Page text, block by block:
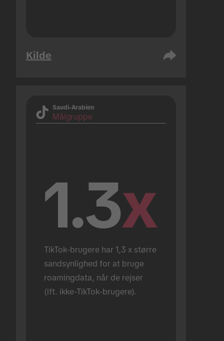
Kilde
Saudi-Arabien
Målgruppe
1.3x
TikTok-brugere har 1,3 x større
sandsynlighed for at bruge
roamingdata, når de rejser
(ift. ikke-TikTok-brugere).